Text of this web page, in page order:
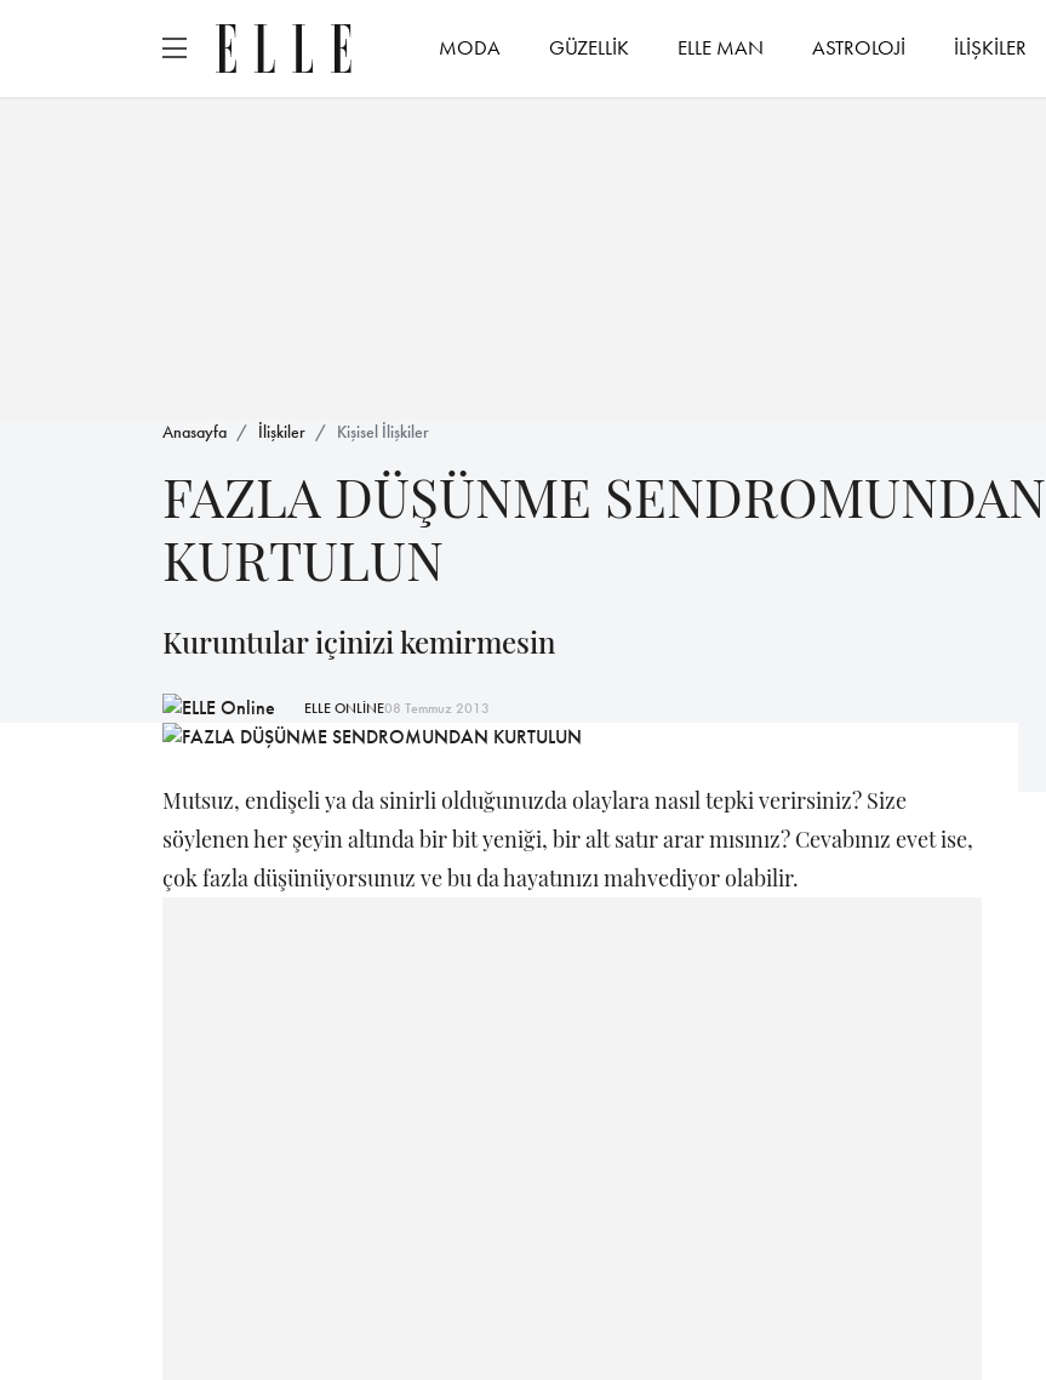
MODA GÜZELLİK ELLE MAN ASTROLOJİ İLİŞKİLER
Anasayfa İlişkiler Kişisel İlişkiler
FAZLA DÜŞÜNME SENDROMUNDAN
KURTULUN
Kuruntular içinizi kemirmesin
ELLE ONLİNE08 Temmuz 2013
Mutsuz, endişeli ya da sinirli olduğunuzda olaylara nasıl tepki verirsiniz? Size
söylenen her şeyin altında bir bit yeniği, bir alt satır arar mısınız? Cevabınız evet ise,
çok fazla düşünüyorsunuz ve bu da hayatınızı mahvediyor olabilir.